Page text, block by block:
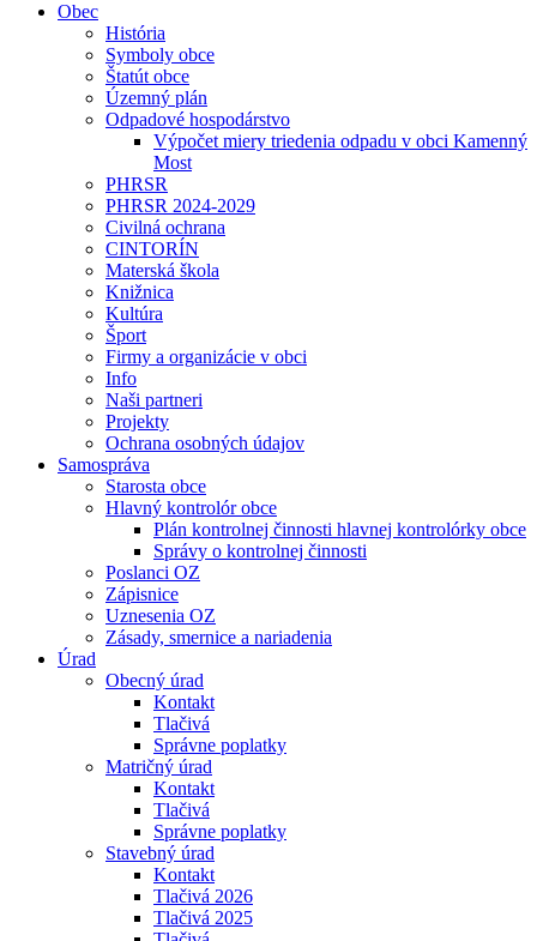
Obec
História
Symboly obce
Štatút obce
Územný plán
Odpadové hospodárstvo
Výpočet miery triedenia odpadu v obci Kamenný
Most
PHRSR
PHRSR 2024-2029
Civilná ochrana
CINTORÍN
Materská škola
Knižnica
Kultúra
Šport
Firmy a organizácie v obci
Info
Naši partneri
Projekty
Ochrana osobných údajov
Samospráva
Starosta obce
Hlavný kontrolór obce
Plán kontrolnej činnosti hlavnej kontrolórky obce
Správy o kontrolnej činnosti
Poslanci OZ
Zápisnice
Uznesenia OZ
Zásady, smernice a nariadenia
Úrad
Obecný úrad
Kontakt
Tlačivá
Správne poplatky
Matričný úrad
Kontakt
Tlačivá
Správne poplatky
Stavebný úrad
Kontakt
Tlačivá 2026
Tlačivá 2025